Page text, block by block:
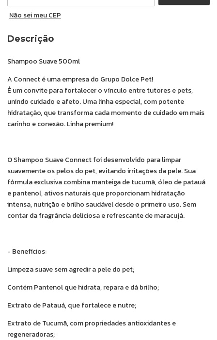
Não sei meu CEP
Descrição
Shampoo Suave 500ml
A Connect é uma empresa do Grupo Dolce Pet!
É um convite para fortalecer o vínculo entre tutores e pets,
unindo cuidado e afeto. Uma linha especial, com potente
hidratação, que transforma cada momento de cuidado em mais
carinho e conexão. Linha premium!
O Shampoo Suave Connect foi desenvolvido para limpar
suavemente os pelos do pet, evitando irritações da pele. Sua
fórmula exclusiva combina manteiga de tucumã, óleo de patauá
e pantenol, ativos naturais que proporcionam hidratação
intensa, nutrição e brilho saudável desde o primeiro uso. Sem
contar da fragrância deliciosa e refrescante de maracujá.
- Benefícios:
Limpeza suave sem agredir a pele do pet;
Contém Pantenol que hidrata, repara e dá brilho;
Extrato de Patauá, que fortalece e nutre;
Extrato de Tucumã, com propriedades antioxidantes e
regeneradoras;